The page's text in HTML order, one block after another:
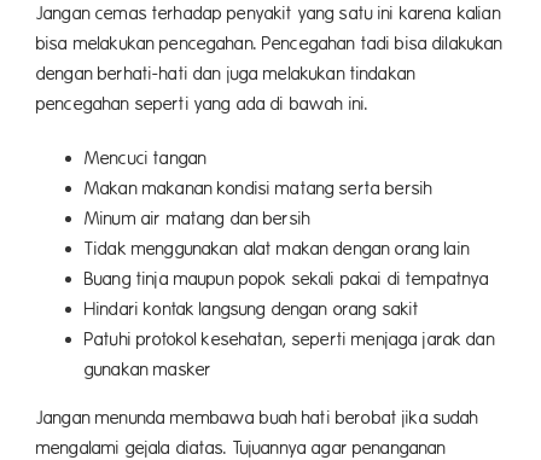
Jangan cemas terhadap penyakit yang satu ini karena kalian
bisa melakukan pencegahan. Pencegahan tadi bisa dilakukan
dengan berhati-hati dan juga melakukan tindakan
pencegahan seperti yang ada di bawah ini.
Mencuci tangan
Makan makanan kondisi matang serta bersih
Minum air matang dan bersih
Tidak menggunakan alat makan dengan orang lain
Buang tinja maupun popok sekali pakai di tempatnya
Hindari kontak langsung dengan orang sakit
Patuhi protokol kesehatan, seperti menjaga jarak dan
gunakan masker
Jangan menunda membawa buah hati berobat jika sudah
mengalami gejala diatas. Tujuannya agar penanganan